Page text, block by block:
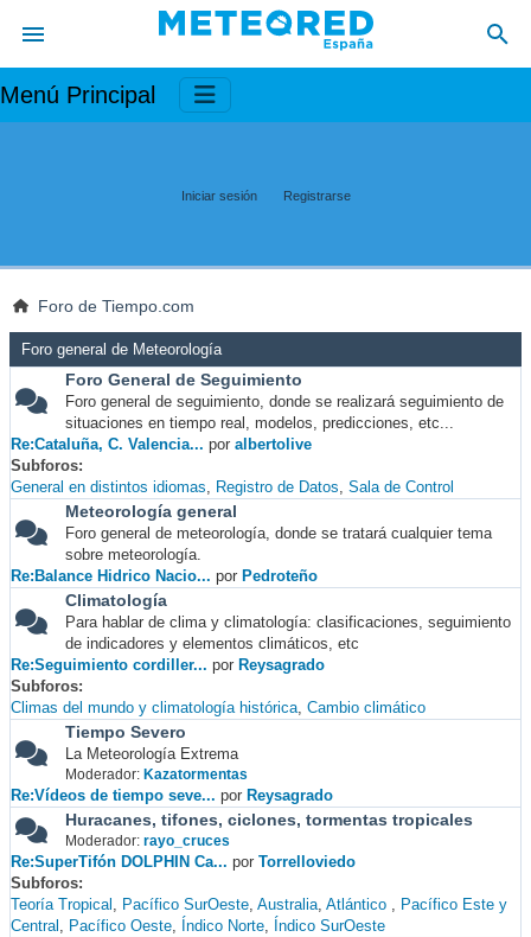
Menú Principal
Iniciar sesión Registrarse
Foro de Tiempo.com
Foro general de Meteorología
Foro General de Seguimiento
Foro general de seguimiento, donde se realizará seguimiento de
situaciones en tiempo real, modelos, predicciones, etc...
Re:Cataluña, C. Valencia... por albertolive
Subforos
General en distintos idiomas
Registro de Datos Sala de Control
Meteorología general
Foro general de meteorología, donde se tratará cualquier tema
sobre meteorología.
Re:Balance Hidrico Nacio... por Pedroteño
Climatología
Para hablar de clima y climatología: clasificaciones, seguimiento
de indicadores y elementos climáticos, etc
Re:Seguimiento cordiller... por Reysagrado
Subforos
Climas del mundo y climatología histórica Cambio climático
Tiempo Severo
La Meteorología Extrema
Moderador: Kazatormentas
Re:Vídeos de tiempo seve... por Reysagrado
Huracanes, tifones, ciclones, tormentas tropicales
Moderador: rayo_cruces
Re:SuperTifón DOLPHIN Ca... por Torrelloviedo
Subforos
Teoría Tropical
Pacífico SurOeste Australia Atlántico
Pacífico Este y
Central
Pacífico Oeste Índico Norte Índico SurOeste